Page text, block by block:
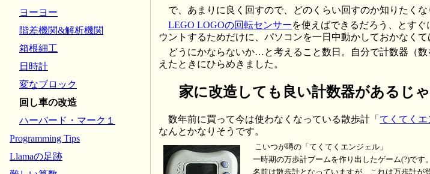
で、あまりに良く回すので、どのくらい回すのか知りたくな
LEGO LOGOの回転センサーを使えばできるだろう、とす
ウントするためだけに、パソコンを一日中動かしておかなくて
どうにかならないか…と考えること数日。自分で計数器（
えたときにひらめきました。
家に改造しても良い計数器があるじ
数年前に買って今は使わなくなっている散歩計「てくてく
なんとかなりそうです。
こいつが噂の「てくてくエンジェル」
一時期の万歩計ブームを作り出したゲーム(?)です。
名前は散歩計となっていますが、これは万歩計が
ヨーヨー
階差機関&解析機関
箱根細工
日時計
変なブロック
回し車の改造
ハーバード・マーク１
Programming Tips
Llamaの足跡